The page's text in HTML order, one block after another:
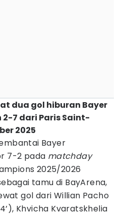
dua gol hiburan Bayer
2-7 dari Paris Saint-
2025
Bayer
7-2 pada matchday
2025/2026
tamu di BayArena,
gol dari Willian Pacho
Khvicha Kvaratskhelia